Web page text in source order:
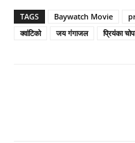
TAGS Baywatch Movie
क्‍वांटिको
जय गंगाजल प्रियंका